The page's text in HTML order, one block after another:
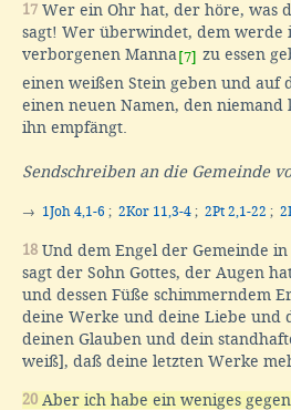
17 Wer ein Ohr hat, der höre, was
sagt! Wer überwindet, dem werde
verborgenen Manna [7] zu essen
einen weißen Stein geben und auf
einen neuen Namen, den
ihn empfängt.
Sendschreiben an die Gemeinde
→ 1Joh 4,1-6 ; 2Kor 11,3-4 ; 2Pt 2,1-22 ;
18 Und dem Engel der Gemeinde
sagt der Sohn Gottes, der Augen
und dessen Füße schimmerndem
deine Werke und deine Liebe und
deinen Glauben und dein
weiß], daß deine letzten Werke
20 Aber ich habe ein weniges